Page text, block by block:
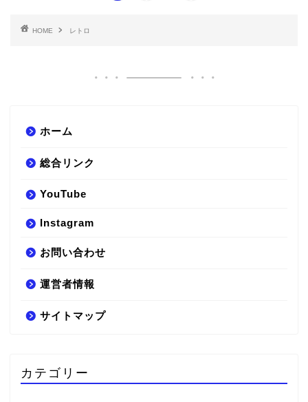
HOME レトロ
ホーム
総合リンク
YouTube
Instagram
お問い合わせ
運営者情報
サイトマップ
カテゴリー